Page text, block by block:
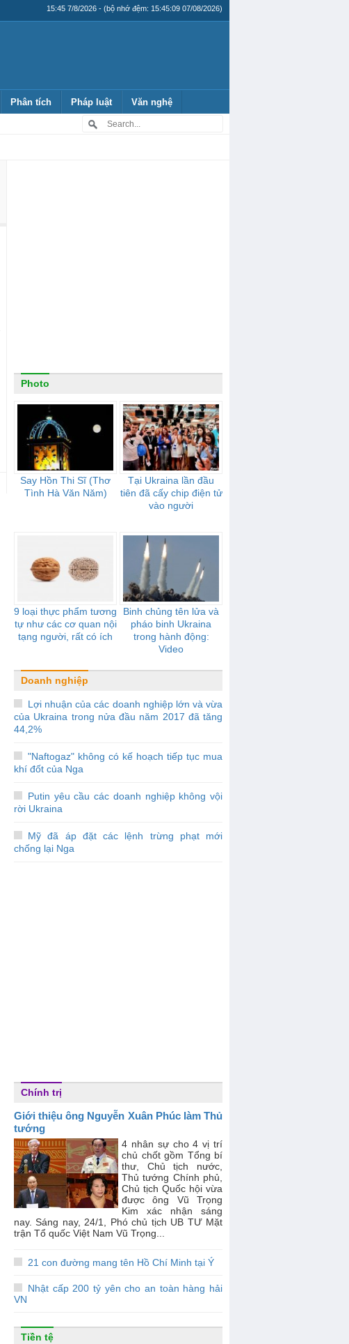
15:45 7/8/2026 - (bộ nhớ đệm: 15:45:09 07/08/2026)
Phân tích Pháp luật Văn nghệ
Photo
Say Hồn Thi Sĩ (Thơ
Tình Hà Văn Năm)
Tại Ukraina lần đầu
tiên đã cấy chip điện tử
vào người
9 loại thực phẩm tương
tự như các cơ quan nội
tạng người, rất có ích
Binh chủng tên lửa và
pháo binh Ukraina
trong hành động:
Video
Doanh nghiệp
Lợi nhuận của các doanh nghiệp lớn và vừa
của Ukraina trong nửa đầu năm 2017 đã tăng
44,2%
"Naftogaz" không có kế hoạch tiếp tục mua
khí đốt của Nga
Putin yêu cầu các doanh nghiệp không vội
rời Ukraina
Mỹ đã áp đặt các lệnh trừng phạt mới
chống lại Nga
Chính trị
Giới thiệu ông Nguyễn Xuân Phúc làm Thủ
tướng
4 nhân sự cho 4 vị trí
chủ chốt gồm Tổng bí
thư, Chủ tịch nước,
Thủ tướng Chính phủ,
Chủ tịch Quốc hội vừa
được ông Vũ Trọng
Kim xác nhận sáng
nay. Sáng nay, 24/1, Phó chủ tịch UB TƯ Mặt
trận Tổ quốc Việt Nam Vũ Trọng...
21 con đường mang tên Hồ Chí Minh tại Ý
Nhật cấp 200 tỷ yên cho an toàn hàng hải
VN
Tiền tệ